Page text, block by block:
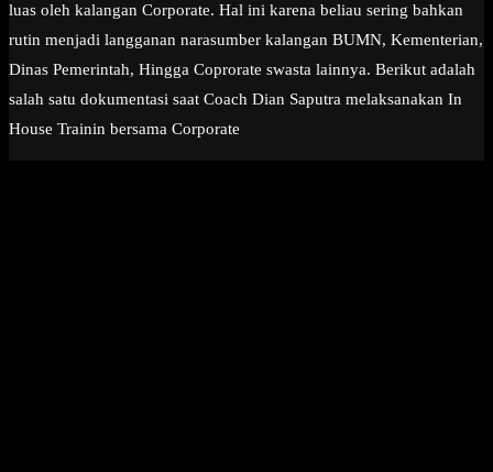
luas oleh kalangan Corporate. Hal ini karena beliau sering bahkan
rutin menjadi langganan narasumber kalangan BUMN, Kementerian,
Dinas Pemerintah, Hingga Coprorate swasta lainnya. Berikut adalah
salah satu dokumentasi saat Coach Dian Saputra melaksanakan In
House Trainin bersama Corporate